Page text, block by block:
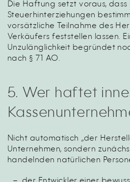
Die Haftung setzt voraus, dass
Steuerhinterziehungen
vorsätzliche Teilnahme des
Verkäufers feststellen lassen.
Unzulänglichkeit begründet
nach § 71 AO.
5. Wer haftet
Nicht automatisch „der
Unternehmen, sondern
handelnden natürlichen